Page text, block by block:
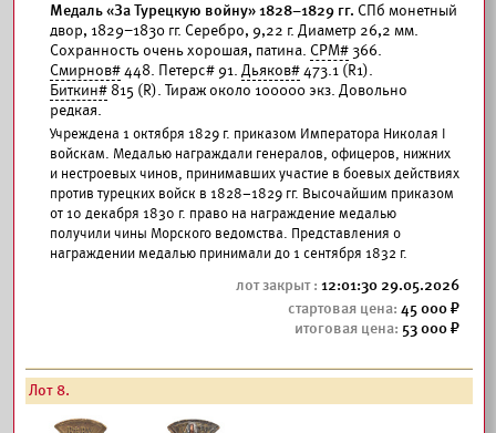
Медаль «За Турецкую войну» 1828–1829 гг. СПб монетный
двор, 1829–1830 гг. Серебро, 9,22 г. Диаметр 26,2 мм.
Сохранность очень хорошая, патина. СРМ#366.
Смирнов#448. Петерс# 91. Дьяков#473.1 (R1).
Биткин# 815 (R). Тираж около 100000 экз. Довольно
редкая.
Учреждена 1 октября 1829 г. приказом Императора Николая I
войскам. Медалью награждали генералов, офицеров, нижних
и нестроевых чинов, принимавших участие в боевых действиях
против турецких войск в 1828–1829 гг. Высочайшим приказом
от 10 декабря 1830 г. право на награждение медалью
получили чины Морского ведомства. Представления о
награждении медалью принимали до 1 сентября 1832 г.
12:01:30 29.05.2026
45 000
53 000
Лот 8.